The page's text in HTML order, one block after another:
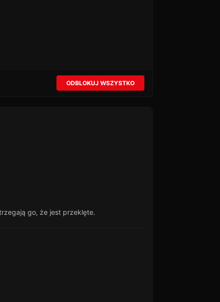
ODBLOKUJ WSZYSTKO
go, że jest przeklęte.